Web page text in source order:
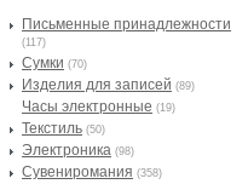
Письменные принадлежности
(117)
Сумки (70)
Изделия для записей (89)
Часы электронные (19)
Текстиль (50)
Электроника (98)
Сувениромания (358)